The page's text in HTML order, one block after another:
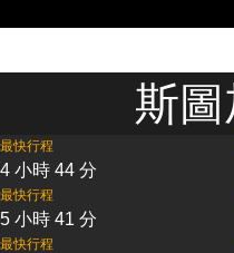
斯
最快行程
4 小時 44 分
最快行程
5 小時 41 分
最快行程